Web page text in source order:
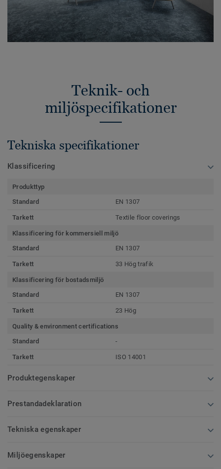
Teknik- och
miljöspecifikationer
Tekniska specifikationer
Klassificering
Produkttyp
Standard
EN 1307
Tarkett Textile floor coverings
Klassificering för kommersiell miljö
Standard
EN 1307
Tarkett 33 Hög trafik
Klassificering för bostadsmiljö
Standard
EN 1307
Tarkett 23 Hög
Quality & environment certifications
Standard
-
Tarkett ISO 14001
Produktegenskaper
Prestandadeklaration
Tekniska egenskaper
Miljöegenskaper